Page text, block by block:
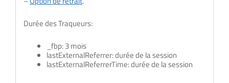
Durée des Traqueurs:
_fbp: 3 mois
lastExternalReferrer: durée de la session
lastExternalReferrerTime: durée de la session